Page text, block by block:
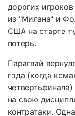
дорогих
из "Милана" и
США на старте
потерь.
Парагвай
года (когда
на свою
контратаки.